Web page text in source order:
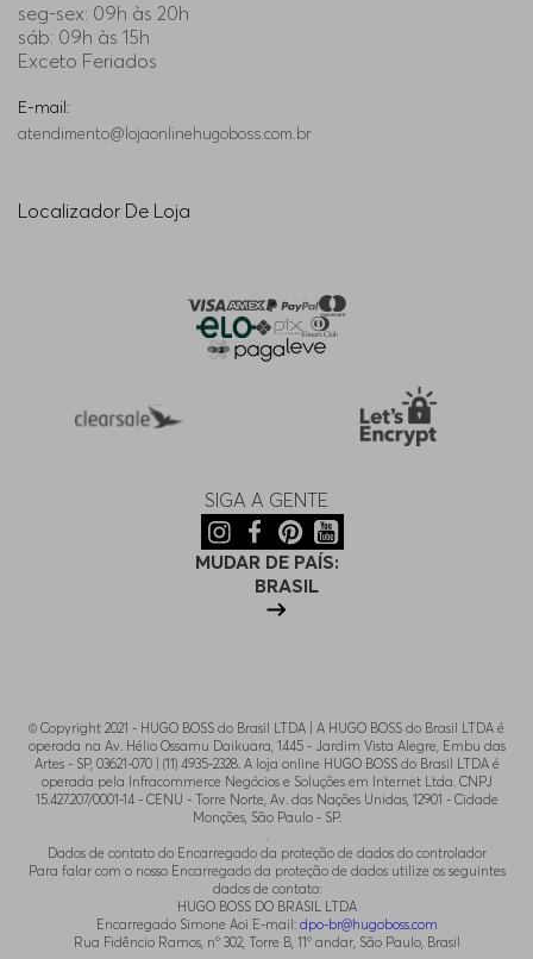
seg-sex: 09h às 20h
sáb: 09h às 15h
Exceto Feriados
E-mail:
atendimento@lojaonlinehugoboss.com.br
Localizador De Loja
SIGA A GENTE
MUDAR DE PAÍS:
BRASIL
© Copyright 2021 - HUGO BOSS do Brasil LTDA | A HUGO BOSS do Brasil LTDA é
operada na Av. Hélio Ossamu Daikuara, 1445 - Jardim Vista Alegre, Embu das
Artes - SP, 03621-070 | (11) 4935-2328. A loja online HUGO BOSS do Brasil LTDA é
operada pela Infracommerce Negócios e Soluções em Internet Ltda. CNPJ
15.427.207/0001-14 - CENU - Torre Norte, Av. das Nações Unidas, 12901 - Cidade
Monções, São Paulo - SP.
.
Dados de contato do Encarregado da proteção de dados do controlador
Para falar com o nosso Encarregado da proteção de dados utilize os seguintes
dados de contato:
HUGO BOSS DO BRASIL LTDA
Encarregado Simone Aoi E-mail: dpo-br@hugoboss.com
Rua Fidêncio Ramos, n° 302, Torre B, 11° andar, São Paulo, Brasil